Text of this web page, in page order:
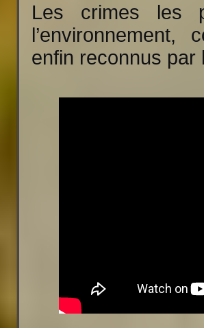
Les crimes les
l’environnement,
enfin reconnus par